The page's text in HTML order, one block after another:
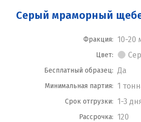
Серый мраморный
Фракция: 10-20
Цвет:
Бесплатный образец: Да
Минимальная партия: 1
Срок отгрузки: 1-3
Рассрочка: 120